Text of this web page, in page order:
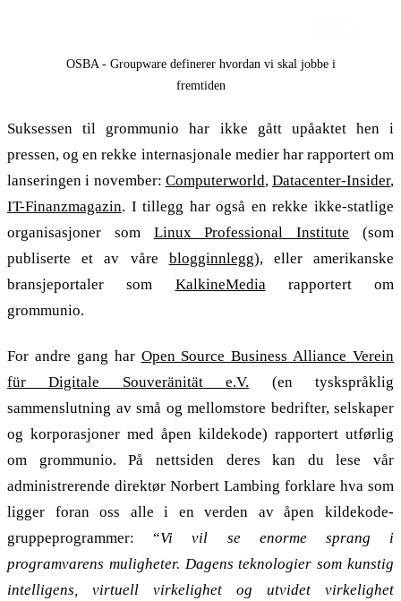
OSBA - Groupware definerer hvordan vi skal jobbe i
fremtiden
Suksessen til grommunio har ikke gått upåaktet hen i
pressen, og en rekke internasjonale medier har rapportert om
lanseringen i november: Computerworld, Datacenter-Insider,
IT-Finanzmagazin. I tillegg har også en rekke ikke-statlige
organisasjoner som Linux Professional Institute (som
publiserte et av våre blogginnlegg), eller amerikanske
bransjeportaler som KalkineMediarapportert om
grommunio.
For andre gang har Open Source Business Alliance Verein
für Digitale Souveränität e.V. (en tyskspråklig
sammenslutning av små og mellomstore bedrifter, selskaper
og korporasjoner med åpen kildekode) rapportert utførlig
om grommunio. På nettsiden deres kan du lese vår
administrerende direktør Norbert Lambing forklare hva som
ligger foran oss alle i en verden av åpen kildekode-
gruppeprogrammer: “Vi vil se enorme sprang i
programvarens muligheter. Dagens teknologier som kunstig
intelligens, virtuell virkelighet og utvidet virkelighet